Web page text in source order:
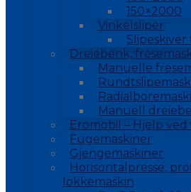
150×2000
Vinkelsliper
Dreiebenk,
Manuelle
Manuell
Eromobil – Hjelp
Fugemaskiner
Gjengemaskiner
Horisontalpresse,
lokkemaskin